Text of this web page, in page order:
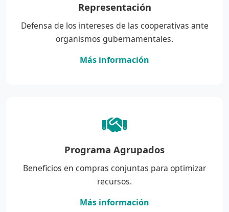
Representación
Defensa de los intereses de las cooperativas ante
organismos gubernamentales.
Más información
Programa Agrupados
Beneficios en compras conjuntas para optimizar
recursos.
Más información